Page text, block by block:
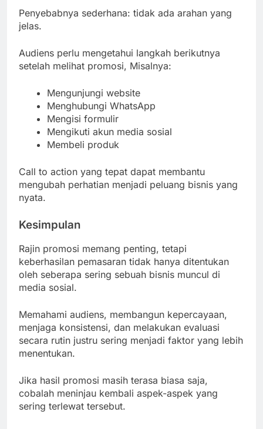
Penyebabnya sederhana: tidak ada arahan yang
jelas.
Audiens perlu mengetahui langkah berikutnya
setelah melihat promosi, Misalnya:
Mengunjungi website
Menghubungi WhatsApp
Mengisi formulir
Mengikuti akun media sosial
Membeli produk
Call to action yang tepat dapat membantu
mengubah perhatian menjadi peluang bisnis yang
nyata.
Kesimpulan
Rajin promosi memang penting, tetapi
keberhasilan pemasaran tidak hanya ditentukan
oleh seberapa sering sebuah bisnis muncul di
media sosial.
Memahami audiens, membangun kepercayaan,
menjaga konsistensi, dan melakukan evaluasi
secara rutin justru sering menjadi faktor yang lebih
menentukan.
Jika hasil promosi masih terasa biasa saja,
cobalah meninjau kembali aspek-aspek yang
sering terlewat tersebut.